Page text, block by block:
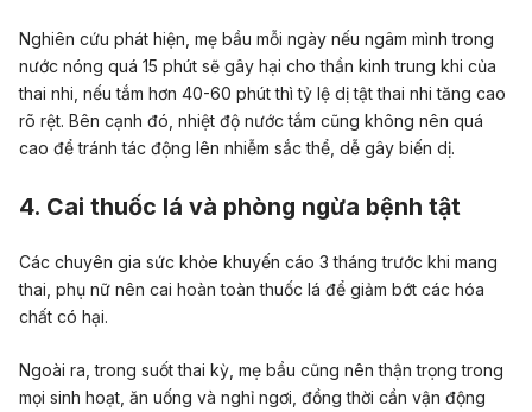
Nghiên cứu phát hiện, mẹ bầu mỗi ngày nếu ngâm mình trong
nước nóng quá 15 phút sẽ gây hại cho thần kinh trung khi của
thai nhi, nếu tắm hơn 40-60 phút thì tỷ lệ dị tật thai nhi tăng cao
rõ rệt. Bên cạnh đó, nhiệt độ nước tắm cũng không nên quá
cao để tránh tác động lên nhiễm sắc thể, dễ gây biến dị.
4. Cai thuốc lá và phòng ngừa bệnh tật
Các chuyên gia sức khỏe khuyến cáo 3 tháng trước khi mang
thai, phụ nữ nên cai hoàn toàn thuốc lá để giảm bớt các hóa
chất có hại.
Ngoài ra, trong suốt thai kỳ, mẹ bầu cũng nên thận trọng trong
mọi sinh hoạt, ăn uống và nghỉ ngơi, đồng thời cần vận động